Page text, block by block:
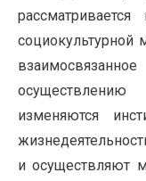
изменяются
и осуществляют